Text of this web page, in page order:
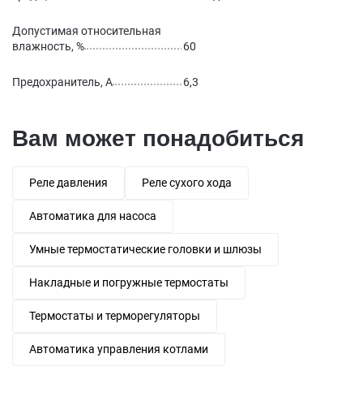
Допустимая относительная
влажность, %
60
Предохранитель, А 6,3
Вам может понадобиться
Реле давления Реле сухого хода
Автоматика для насоса
Умные термостатические головки и шлюзы
Накладные и погружные термостаты
Термостаты и терморегуляторы
Автоматика управления котлами